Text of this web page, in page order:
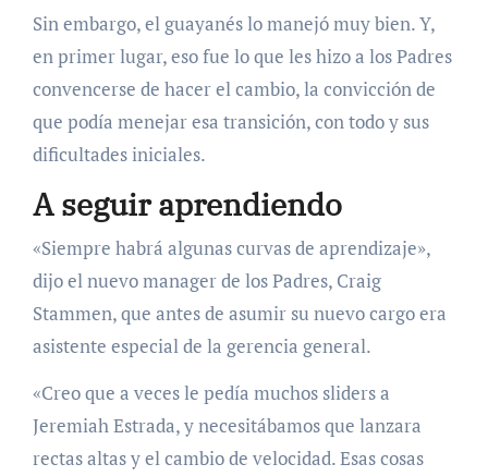
Sin embargo, el guayanés lo manejó muy bien. Y,
en primer lugar, eso fue lo que les hizo a los Padres
convencerse de hacer el cambio, la convicción de
que podía menejar esa transición, con todo y sus
dificultades iniciales.
A seguir aprendiendo
«Siempre habrá algunas curvas de aprendizaje»,
dijo el nuevo manager de los Padres, Craig
Stammen, que antes de asumir su nuevo cargo era
asistente especial de la gerencia general.
«Creo que a veces le pedía muchos sliders a
Jeremiah Estrada, y necesitábamos que lanzara
rectas altas y el cambio de velocidad. Esas cosas